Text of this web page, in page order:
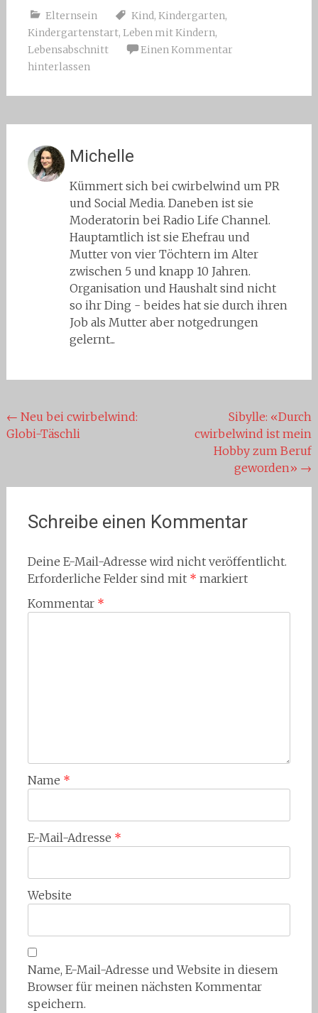
Elternsein Kind, Kindergarten,
Kindergartenstart, Leben mit Kindern,
Lebensabschnitt
Einen Kommentar
hinterlassen
Michelle
Kümmert sich bei cwirbelwind um PR
und Social Media. Daneben ist sie
Moderatorin bei Radio Life Channel.
Hauptamtlich ist sie Ehefrau und
Mutter von vier Töchtern im Alter
zwischen 5 und knapp 10 Jahren.
Organisation und Haushalt sind nicht
so ihr Ding - beides hat sie durch ihren
Job als Mutter aber notgedrungen
gelernt...
Beitragsnavigation
← Neu bei cwirbelwind:
Globi-Täschli
Sibylle: «Durch
cwirbelwind ist mein
Hobby zum Beruf
geworden» →
Schreibe einen Kommentar
Deine E-Mail-Adresse wird nicht veröffentlicht.
Erforderliche Felder sind mit * markiert
Kommentar *
Name *
E-Mail-Adresse *
Website
Name, E-Mail-Adresse und Website in diesem
Browser für meinen nächsten Kommentar
speichern.